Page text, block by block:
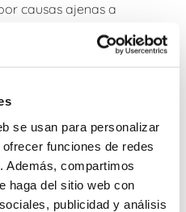
se usan para personalizar
funciones de redes
Además, compartimos
haga del sitio web con
publicidad y análisis
causas ajenas a
sistema
deficiencias o
de Datos, en el sistema
electrónicos, así
ser causados por
intromisiones
de
Ainara Ortigosa